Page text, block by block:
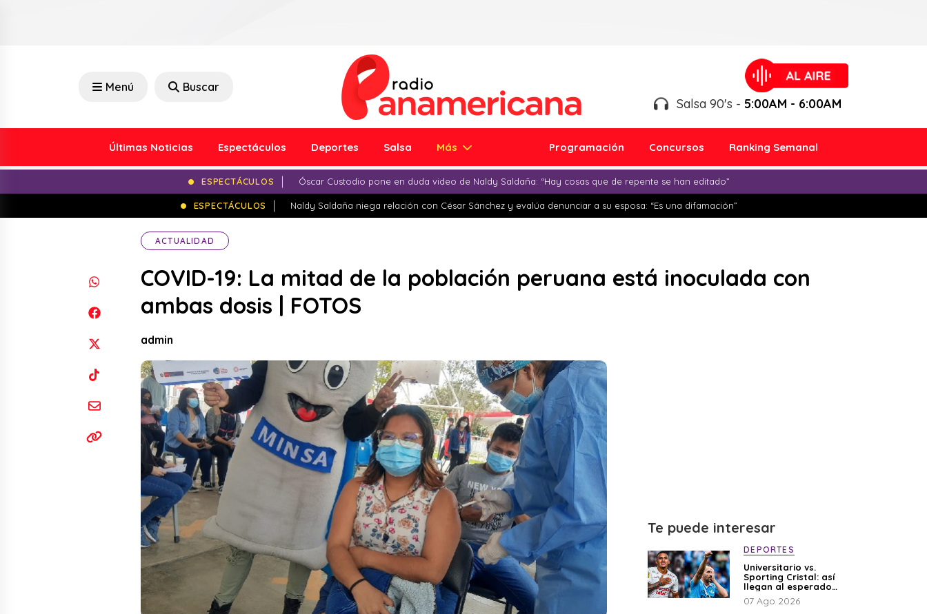
Menú Buscar
Salsa 90's - 5:00AM - 6:00AM
Últimas Noticias Espectáculos Deportes Salsa Más Programación Concursos Ranking Semanal
ESPECTÁCULOS Óscar Custodio pone en duda video de Naldy Saldaña: “Hay cosas que de repente se han editado”
ESPECTÁCULOS Naldy Saldaña niega relación con César Sánchez y evalúa denunciar a su esposa: “Es una difamación”
ACTUALIDAD
COVID-19: La mitad de la población peruana está inoculada con
ambas dosis | FOTOS
admin
Te puede interesar
DEPORTES
Universitario vs.
Sporting Cristal: así
llegan al esperado
duelo
07 Ago 2026